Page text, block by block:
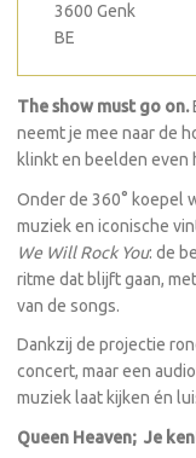
3600 Genk
BE
The show must go on.
neemt je mee naar de
klinkt en beelden even
Onder de 360° koepel
muziek en iconische
We Will Rock You: de
ritme dat blijft gaan,
van de songs.
Dankzij de projectie
concert, maar een
muziek laat kijken én
Queen Heaven; Je